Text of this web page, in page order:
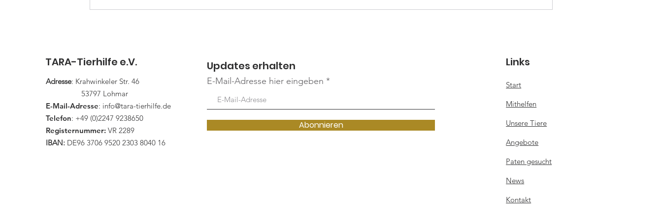
Arbeitsbereich umfasst: Pflege
Hof-Weihnachtsmarkt
TARA-Tierhilfe e.V.
Adresse: Krahwinkeler Str. 46
53797 Lohmar
E-Mail-Adresse: info@tara-tierhilfe.de
Telefon: +49 (0)2247 9238650
Registernummer: VR 2289
IBAN: DE96 3706 9520 2303 8040 16
Updates erhalten
E-Mail-Adresse hier eingeben
Abonnieren
Links
Start
Mithelfen
Unsere Tiere
Angebote
Paten gesucht
News
Kontakt